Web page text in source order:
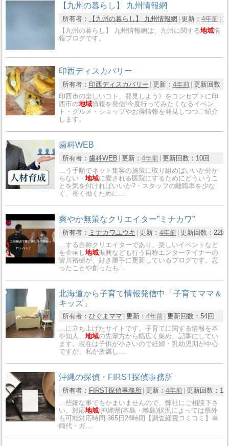
【九州の暮らし】 九州情報網
所有者： 【九州の暮らし】 九州情報網 更新： 4年前
【九州の暮らし】 九州情報網は、九州に関する地域情
報ブログです。
印西ディスカバリー
所有者： 印西ディスカバリー 更新： 4年前 更新回数：
印西市の楽しいコト、発見しよう》をコンセプトに印
西市の地域情報を発信!今度行ってみたくなるイベン
ト・グルメ・ショップやお得情報を発見しつつご紹介
します。
歯科WEB
所有者： 歯科WEB 更新： 4年前 更新回数： 10回
…う手順でネット集客の施策に取り組めばいいか分か
らない・地域に愛される医院にするためにどういうこ
とを気を付ければいいか?・スタッフの離職率を少な
く、長く働くために…
爽やか無策なクリエイター”ミナカワ”
所有者： ミナカワユウキ 更新： 4年前 更新回数： 22回
…する自称クリエイターであり、楽しいイベントなど
を企画し地域振興なども行う自称エンターテイナーの
皆川裕樹が、好き勝手に更新しているブログです。思
ったことや創ったも…
北海道から子育て情報発信中「子育てママ＆
キッズ」
所有者： ひぐまママ 更新： 4年前 更新回数： 54回
…に立ち上げたサイトです。子育てに関する情報を本
や知人、地域の先輩方から幅広く集め、記事にしてい
ます。現在は子供が小さいので妊婦・乳幼児期が中心
ですが、私が所属し…
沖縄の探偵・FIRST探偵事務所
所有者： FIRST探偵事務所 更新： 4年前 更新回数： 10
…些細な事でもかまいませんので、弊社にご相談下さ
い。対応地域:沖縄県(本島・離島)状況によっては県外
も可能対応時間:365日24時間【調査経費コミコミ】車
両代・ガ…